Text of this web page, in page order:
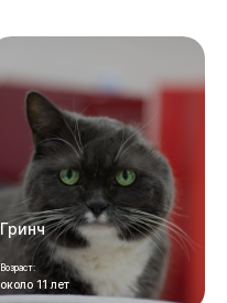
Гринч
Возраст:
около 11 лет